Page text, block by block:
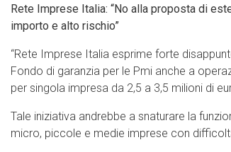
Rete Imprese Italia: “No alla proposta di
importo e alto rischio”
“Rete Imprese Italia esprime forte
Fondo di garanzia per le Pmi anche a
per singola impresa da 2,5 a 3,5 milioni di
Tale iniziativa andrebbe a snaturare la
micro, piccole e medie imprese con